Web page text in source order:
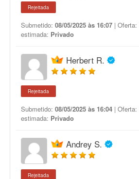
Rejeitada
Submetido: 08/05/2025 às 16:07 | Oferta:
estimada: Privado
Herbert R.
Rejeitada
Submetido: 08/05/2025 às 16:04 | Oferta:
estimada: Privado
Andrey S.
Rejeitada